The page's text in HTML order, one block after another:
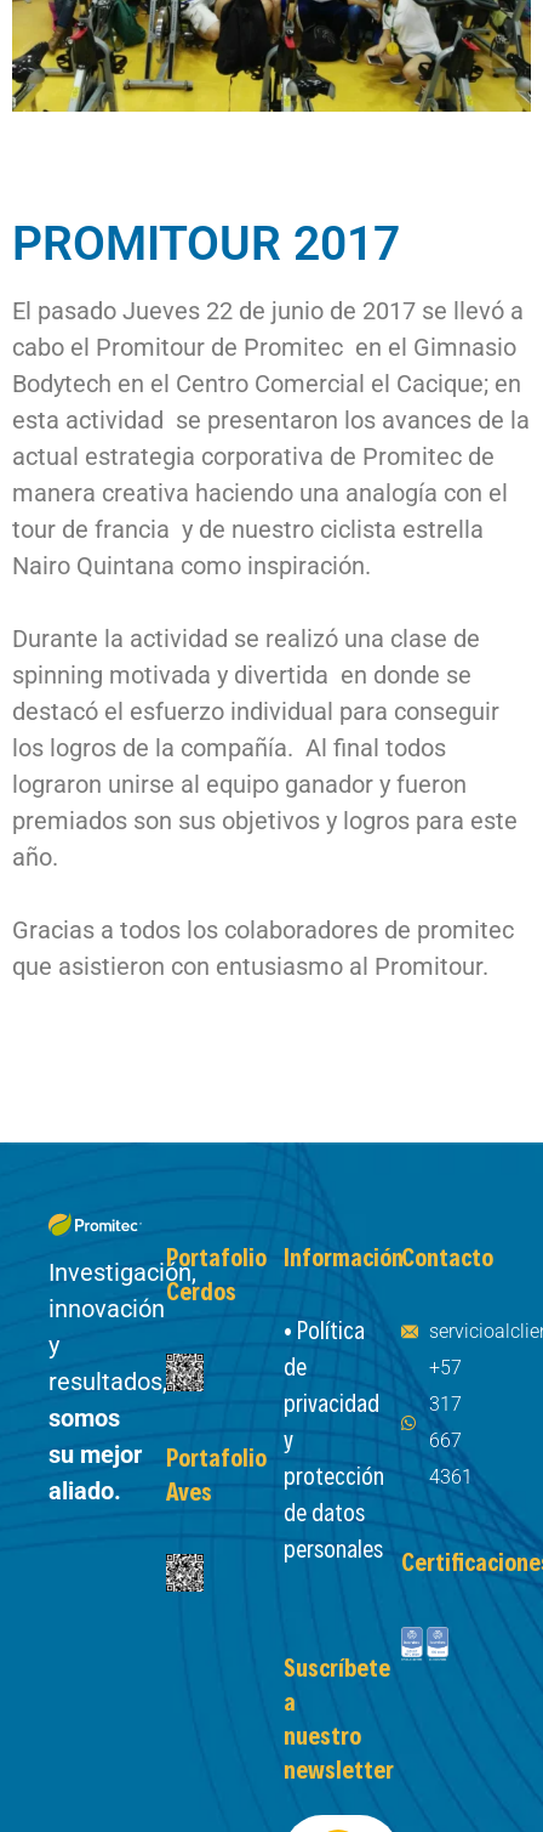
PROMITOUR 2017
El pasado Jueves 22 de junio de 2017 se llevó a
cabo el Promitour de Promitec en el Gimnasio
Bodytech en el Centro Comercial el Cacique; en
esta actividad se presentaron los avances de la
actual estrategia corporativa de Promitec de
manera creativa haciendo una analogía con el
tour de francia y de nuestro ciclista estrella
Nairo Quintana como inspiración.
Durante la actividad se realizó una clase de
spinning motivada y divertida en donde se
destacó el esfuerzo individual para conseguir
los logros de la compañía. Al final todos
lograron unirse al equipo ganador y fueron
premiados son sus objetivos y logros para este
año.
Gracias a todos los colaboradores de promitec
que asistieron con entusiasmo al Promitour.
Investigación,
innovación
y
resultados,
somos
su mejor
aliado.
Portafolio
Cerdos
Portafolio
Aves
Información
• Política
de
privacidad
y
protección
de datos
personales
Suscríbete
a
nuestro
newsletter
Contacto
+57
317
667
4361